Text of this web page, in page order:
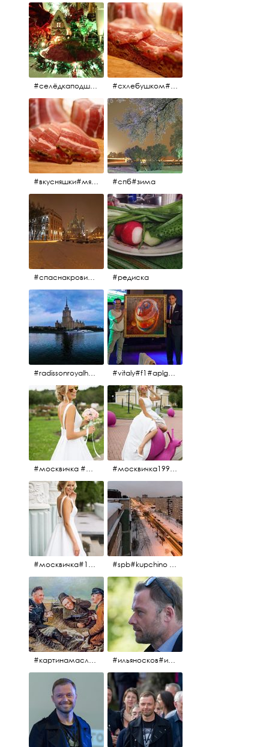
#селёдкаподшубой#основноеблюдо#новыйгод#шампанское#праздник #схлебушком#мясо
#вкусняшки#мясо #спб#зима
#спаснакрови#зима#спб #редиска
#radissonroyalhotel #рэдиссонройал#рэдиссонройалмосква #рекамосква#москва#гостиницаукраина#украина#hotel#отель#moscow @radissonroyalmoscow #vitaly#f1#aplgallery#formula1
#москвичка #москвичка1990#вднх2016 #июль2016 #1990 #москвичка1990@#июль2016 #вднх2016 #1990
#москвичка#1990#вднх2016#июль2016# #spb#kupchino #крышапотекла
#картинамаслом #картина #охотники#хорошеенастроение #aplgallery #ильяносков#ильяносков2016#очеммолчатфранцузы #санктпетербург #кино#фильфильфильм @ilya_noskov_official